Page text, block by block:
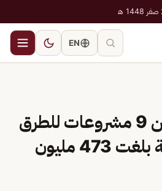
EN
أمير عسير يُدشّن 9 مشروعات للطرق
بالمنطقة بتكلفة بلغت 473 مليون